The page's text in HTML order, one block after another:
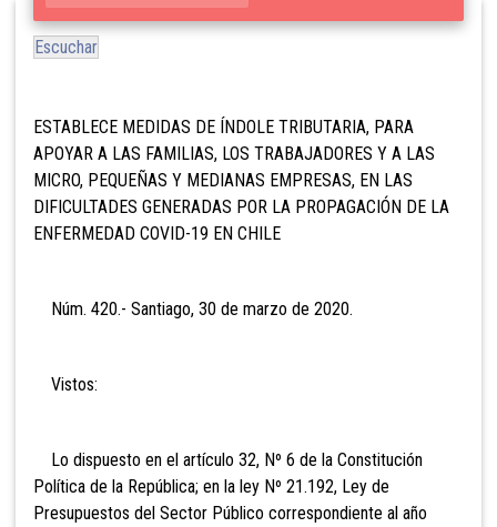
Escuchar
ESTABLECE MEDIDAS DE ÍNDOLE TRIBUTARIA, PARA
APOYAR A LAS FAMILIAS, LOS TRABAJADORES Y A LAS
MICRO, PEQUEÑAS Y MEDIANAS EMPRESAS, EN LAS
DIFICULTADES GENERADAS POR LA PROPAGACIÓN DE LA
ENFERMEDAD COVID-19 EN CHILE
Núm. 420.- Santiago, 30 de marzo de 2020.
Vistos:
Lo dispuesto en el artículo 32, Nº 6 de la Constitución
Política de la República; en la ley Nº 21.192, Ley de
Presupuestos del Sector Público correspondiente al año